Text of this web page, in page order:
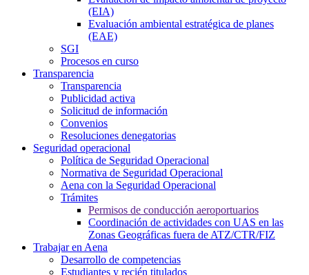
(EIA)
Evaluación ambiental estratégica de planes
(EAE)
SGI
Procesos en curso
Transparencia
Transparencia
Publicidad activa
Solicitud de información
Convenios
Resoluciones denegatorias
Seguridad operacional
Política de Seguridad Operacional
Normativa de Seguridad Operacional
Aena con la Seguridad Operacional
Trámites
Permisos de conducción aeroportuarios
Coordinación de actividades con UAS en las
Zonas Geográficas fuera de ATZ/CTR/FIZ
Trabajar en Aena
Desarrollo de competencias
Estudiantes y recién titulados